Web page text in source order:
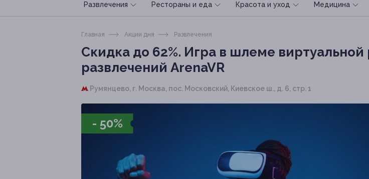
Развлечения Рестораны и еда Красота и уход Медицина
Главная Акции дня Развлечения
Скидка до 62%. Игра в шлеме виртуальной
развлечений ArenaVR
Румянцево, г. Москва, пос. Московский, Киевское ш., д. 6, стр. 1
- 50%